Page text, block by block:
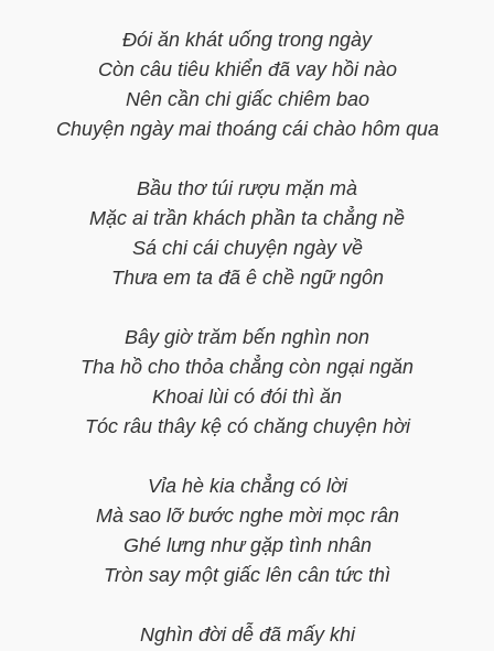
Đói ăn khát uống trong ngày
Còn câu tiêu khiển đã vay hồi nào
Nên cần chi giấc chiêm bao
Chuyện ngày mai thoáng cái chào hôm qua
Bầu thơ túi rượu mặn mà
Mặc ai trần khách phần ta chẳng nề
Sá chi cái chuyện ngày về
Thưa em ta đã ê chề ngữ ngôn
Bây giờ trăm bến nghìn non
Tha hồ cho thỏa chẳng còn ngại ngăn
Khoai lùi có đói thì ăn
Tóc râu thây kệ có chăng chuyện hời
Vỉa hè kia chẳng có lời
Mà sao lỡ bước nghe mời mọc rân
Ghé lưng như gặp tình nhân
Tròn say một giấc lên cân tức thì
Nghìn đời dễ đã mấy khi